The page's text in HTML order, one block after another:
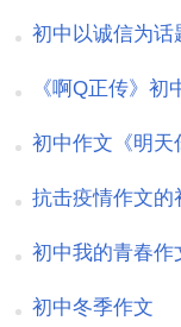
初中以诚信为话
《啊Q正传》初
初中作文《明天
抗击疫情作文的
初中我的青春作
初中冬季作文